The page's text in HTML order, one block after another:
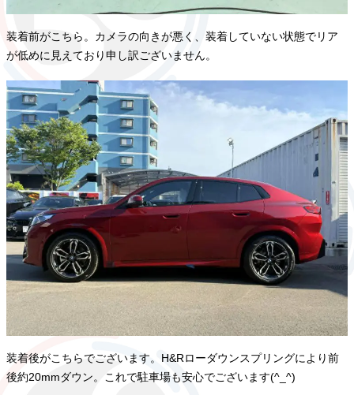
装着前がこちら。カメラの向きが悪く、装着していない状態でリア
が低めに見えており申し訳ございません。
装着後がこちらでございます。H&Rローダウンスプリングにより前
後約20mmダウン。これで駐車場も安心でございます(^_^)